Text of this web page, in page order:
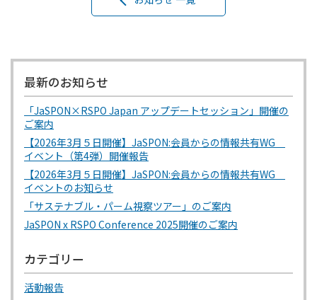
最新のお知らせ
「JaSPON×RSPO Japan アップデートセッション」開催の
ご案内
【2026年3月５日開催】JaSPON:会員からの情報共有WG
イベント（第4弾）開催報告
【2026年3月５日開催】JaSPON:会員からの情報共有WG
イベントのお知らせ
「サステナブル・パーム視察ツアー」のご案内
JaSPON x RSPO Conference 2025開催のご案内
カテゴリー
活動報告